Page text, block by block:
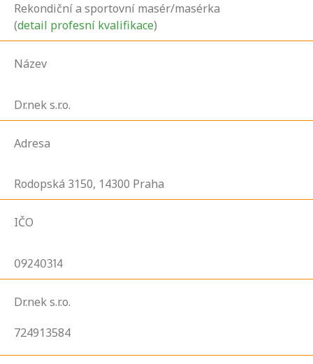
Rekondiční a sportovní masér/masérka
(detail profesní kvalifikace)
Název
Dr.nek s.r.o.
Adresa
Rodopská 3150, 14300 Praha
IČO
09240314
Dr.nek s.r.o.
724913584